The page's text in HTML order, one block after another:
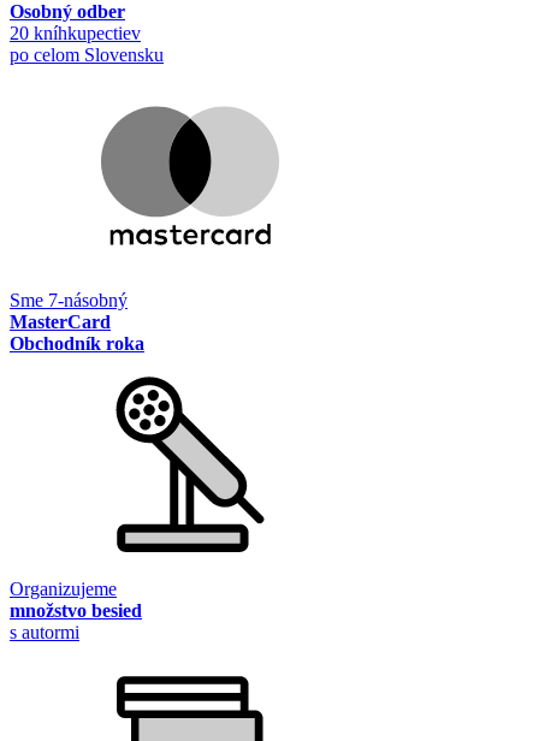
Osobný odber
20 kníhkupectiev
po celom Slovensku
Sme 7-násobný
MasterCard
Obchodník roka
Organizujeme
množstvo besied
s autormi